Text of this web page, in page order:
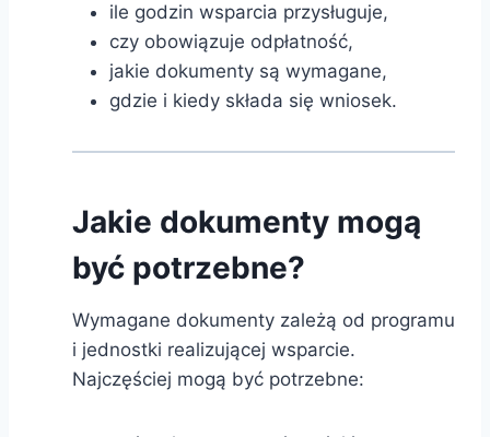
ile godzin wsparcia przysługuje,
czy obowiązuje odpłatność,
jakie dokumenty są wymagane,
gdzie i kiedy składa się wniosek.
Jakie dokumenty mogą
być potrzebne?
Wymagane dokumenty zależą od programu
i jednostki realizującej wsparcie.
Najczęściej mogą być potrzebne: